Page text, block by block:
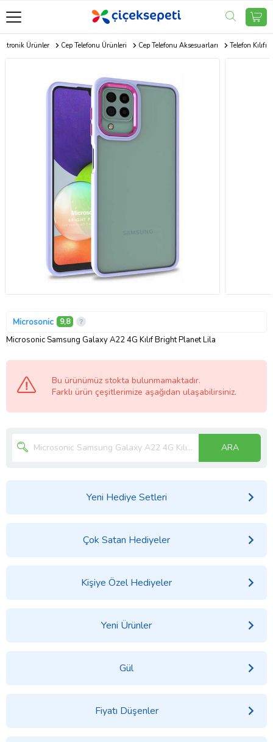
Ürünler Cep Telefonu Ürünleri Cep Telefonu Aksesuarları Telefon Kılıfı
Microsonic 9,8
Microsonic Samsung Galaxy A22 4G Kılıf Bright Planet Lila
Bu ürünümüz stokta bulunmamaktadır.
Farklı ürün çeşitlerimize aşağıdan ulaşabilirsiniz.
ARA
Yeni Hediye Setleri
Çok Satan Hediyeler
Kişiye Özel Hediyeler
Yeni Ürünler
Gül
Fiyatı Düşenler